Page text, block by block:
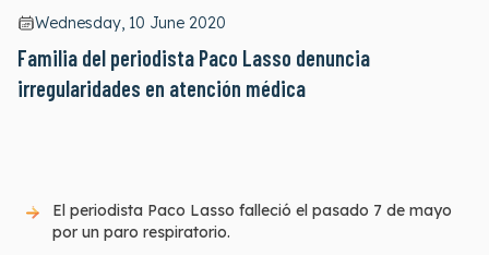
Wednesday, 10 June 2020
Familia del periodista Paco Lasso denuncia
irregularidades en atención médica
El periodista Paco Lasso falleció el pasado 7 de mayo
por un paro respiratorio.